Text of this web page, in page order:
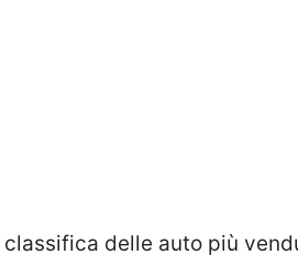
delle auto più